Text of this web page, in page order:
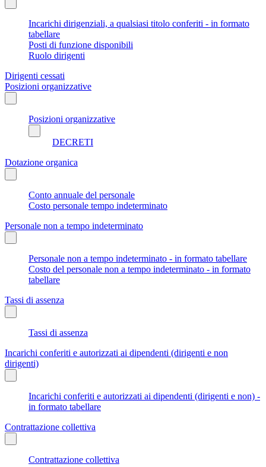
Incarichi dirigenziali, a qualsiasi titolo conferiti - in formato
tabellare
Posti di funzione disponibili
Ruolo dirigenti
Dirigenti cessati
Posizioni organizzative
Posizioni organizzative
DECRETI
Dotazione organica
Conto annuale del personale
Costo personale tempo indeterminato
Personale non a tempo indeterminato
Personale non a tempo indeterminato - in formato tabellare
Costo del personale non a tempo indeterminato - in formato
tabellare
Tassi di assenza
Tassi di assenza
Incarichi conferiti e autorizzati ai dipendenti (dirigenti e non
dirigenti)
Incarichi conferiti e autorizzati ai dipendenti (dirigenti e non) -
in formato tabellare
Contrattazione collettiva
Contrattazione collettiva